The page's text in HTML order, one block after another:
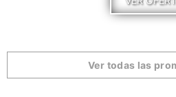
Ver todas las